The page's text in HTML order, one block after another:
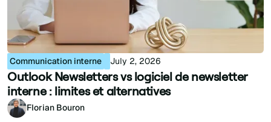
Communication interne July 2, 2026
Outlook Newsletters vs logiciel de newsletter
interne : limites et alternatives
Florian Bouron